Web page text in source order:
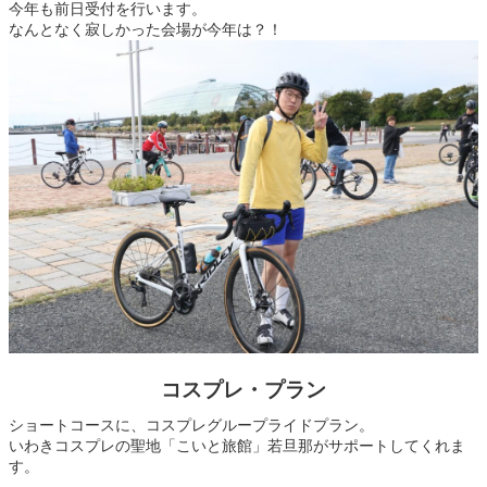
今年も前日受付を行います。
なんとなく寂しかった会場が今年は？！
コスプレ・プラン
ショートコースに、コスプレグループライドプラン。
いわきコスプレの聖地「こいと旅館」若旦那がサポートしてくれま
す。